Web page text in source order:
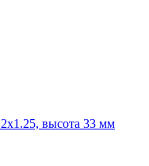
высота 33 мм